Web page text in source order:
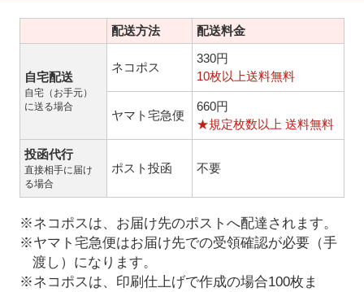
配送方法 配送料金
自宅配送
自宅（お手元）
に送る場合
ネコポス
330円
10枚以上送料無料
ヤマト宅急便
660円
★規定枚数以上 送料無料
投函代行
直接相手に届け
る場合
ポスト投函 不要
※ネコポスは、お届け先のポストへ配達されます。
※ヤマト宅急便はお届け先での受領確認が必要（手
渡し）になります。
※ネコポスは、印刷仕上げで作成の場合100枚ま